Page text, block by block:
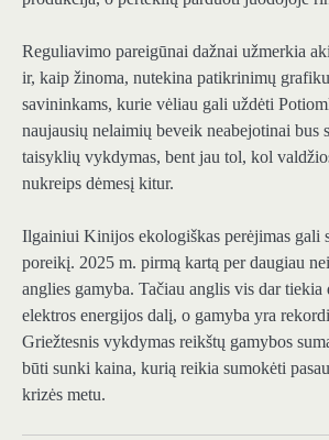
Reguliavimo pareigūnai dažnai užmerkia
ir, kaip žinoma, nutekina patikrinimų
savininkams, kurie vėliau gali uždėti
naujausių nelaimių beveik neabejotinai bus
taisyklių vykdymas, bent jau tol, kol
nukreips dėmesį kitur.
Ilgainiui Kinijos ekologiškas perėjimas gali
poreikį. 2025 m. pirmą kartą per daugiau
anglies gamyba. Tačiau anglis vis dar
elektros energijos dalį, o gamyba yra
Griežtesnis vykdymas reikštų gamybos
būti sunki kaina, kurią reikia sumokėti
krizės metu.